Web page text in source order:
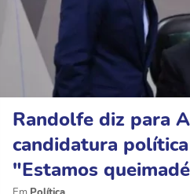
Randolfe diz para
candidatura
"Estamos